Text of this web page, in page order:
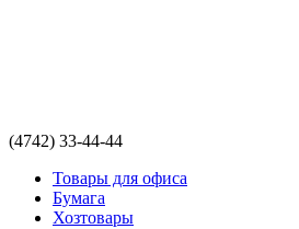
(4742) 33-44-44
Товары для офиса
Бумага
Хозтовары